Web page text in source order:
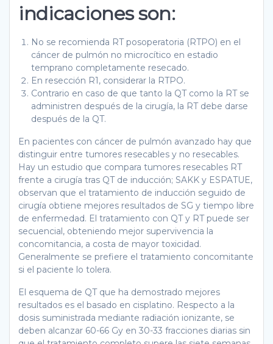
indicaciones son:
No se recomienda RT posoperatoria (RTPO) en el
cáncer de pulmón no microcítico en estadio
temprano completamente resecado.
En resección R1, considerar la RTPO.
Contrario en caso de que tanto la QT como la RT se
administren después de la cirugía, la RT debe darse
después de la QT.
En pacientes con cáncer de pulmón avanzado hay que
distinguir entre tumores resecables y no resecables.
Hay un estudio que compara tumores resecables RT
frente a cirugía tras QT de inducción; SAKK y ESPATUE,
observan que el tratamiento de inducción seguido de
cirugía obtiene mejores resultados de SG y tiempo libre
de enfermedad. El tratamiento con QT y RT puede ser
secuencial, obteniendo mejor supervivencia la
concomitancia, a costa de mayor toxicidad.
Generalmente se prefiere el tratamiento concomitante
si el paciente lo tolera.
El esquema de QT que ha demostrado mejores
resultados es el basado en cisplatino. Respecto a la
dosis suministrada mediante radiación ionizante, se
deben alcanzar 60-66 Gy en 30-33 fracciones diarias sin